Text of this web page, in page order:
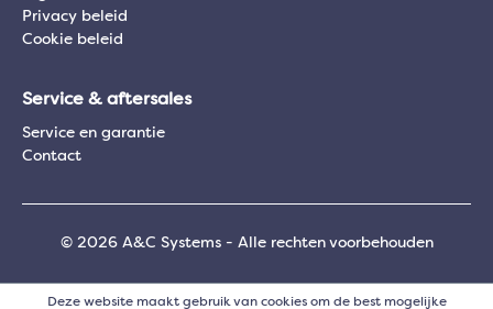
Privacy beleid
Cookie beleid
Service & aftersales
Service en garantie
Contact
© 2026 A&C Systems - Alle rechten voorbehouden
Deze website maakt gebruik van cookies om de best mogelijke